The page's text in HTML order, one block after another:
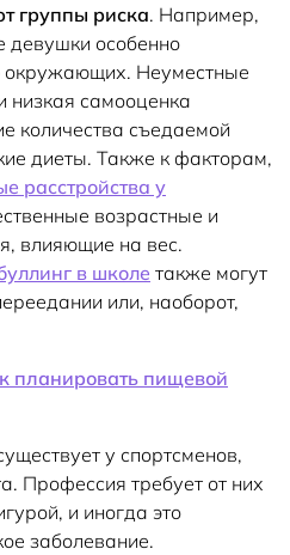
группы риска. Например,
девушки особенно
окружающих. Неуместные
низкая самооценка
количества съедаемой
диеты. Также к факторам,
расстройства у
возрастные и
влияющие на вес.
в школе также могут
или, наоборот,
планировать пищевой
у спортсменов,
Профессия требует от них
и иногда это
заболевание.